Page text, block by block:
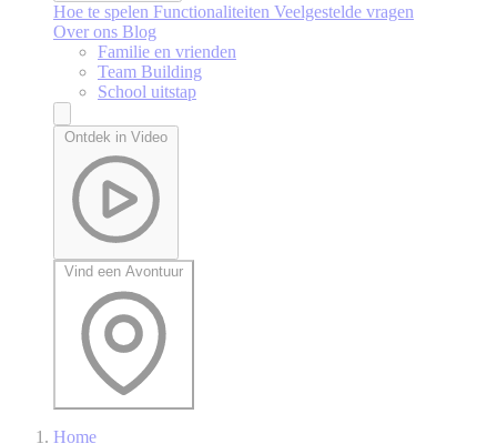
Hoe te spelen Functionaliteiten Veelgestelde vragen
Over ons Blog
Familie en vrienden
Team Building
School uitstap
Ontdek in Video
Vind een Avontuur
Home